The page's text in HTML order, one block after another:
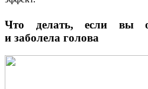
Что делать, если вы
и заболела голова